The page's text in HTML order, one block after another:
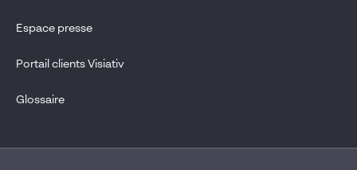
Espace presse
Portail clients Visiativ
Glossaire